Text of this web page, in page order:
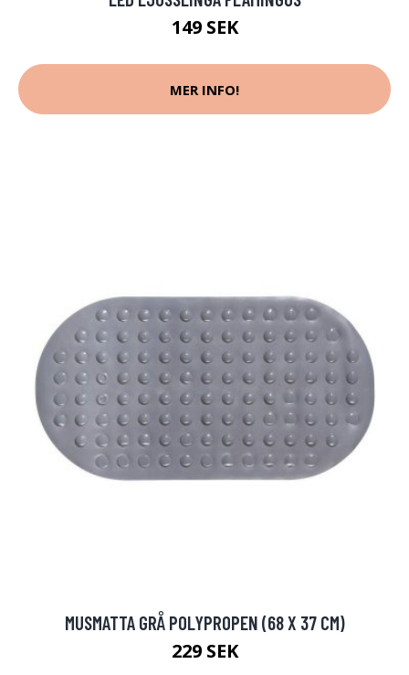
149 SEK
MER INFO!
MUSMATTA GRÅ POLYPROPEN (68 X 37 CM)
229 SEK